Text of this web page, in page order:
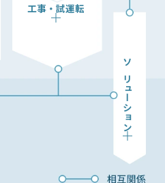
工事・試運転
ソリューション